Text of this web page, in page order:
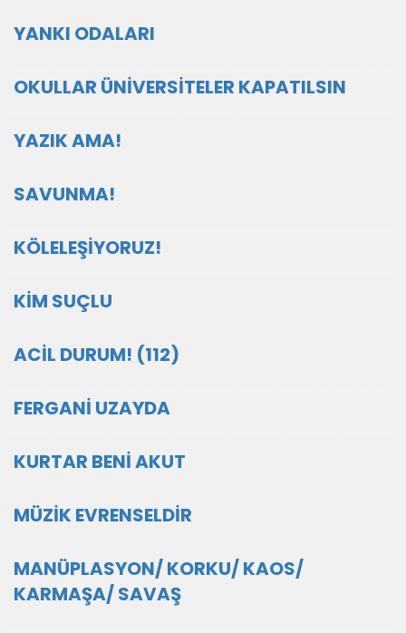
YANKI ODALARI
OKULLAR ÜNİVERSİTELER KAPATILSIN
YAZIK AMA!
SAVUNMA!
KÖLELEŞİYORUZ!
KİM SUÇLU
ACİL DURUM! (112)
FERGANİ UZAYDA
KURTAR BENİ AKUT
MÜZİK EVRENSELDİR
MANÜPLASYON/ KORKU/ KAOS/
KARMAŞA/ SAVAŞ